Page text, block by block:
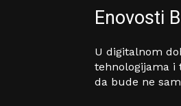
Enovosti
U digitalnom
tehnologijama i
da bude ne